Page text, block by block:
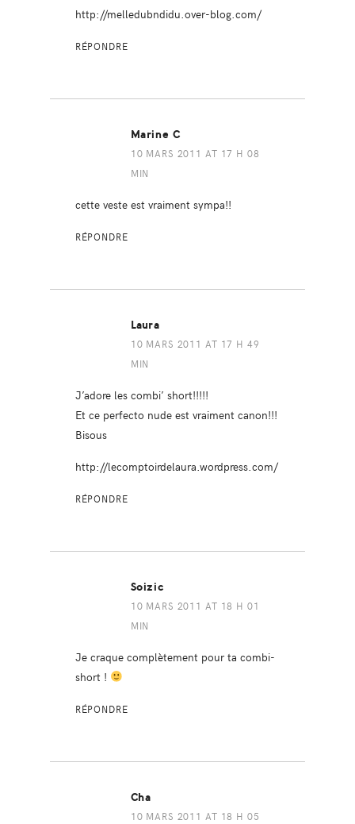
http://melledubndidu.over-blog.com/
RÉPONDRE
Marine C
10 MARS 2011 AT 17 H 08
MIN
cette veste est vraiment sympa!!
RÉPONDRE
Laura
10 MARS 2011 AT 17 H 49
MIN
J’adore les combi’ short!!!!!
Et ce perfecto nude est vraiment canon!!!
Bisous
http://lecomptoirdelaura.wordpress.com/
RÉPONDRE
Soizic
10 MARS 2011 AT 18 H 01
MIN
Je craque complètement pour ta combi-
short !
RÉPONDRE
Cha
10 MARS 2011 AT 18 H 05